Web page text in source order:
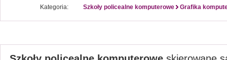
Kategoria:
Szkoły policealne komputerowe Grafika